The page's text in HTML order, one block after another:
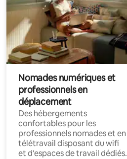
Nomades numériques et
professionnels en
déplacement
Des hébergements
confortables pour les
professionnels nomades et en
télétravail disposant du wifi
et d'espaces de travail dédiés.